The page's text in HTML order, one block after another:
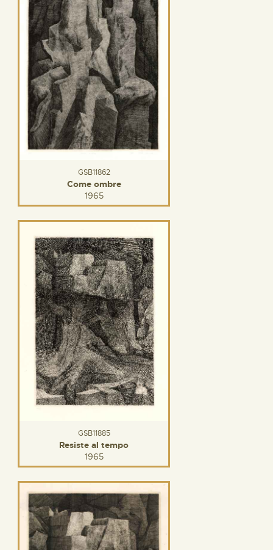
GSB11862
Come ombre
1965
GSB11885
Resiste al tempo
1965